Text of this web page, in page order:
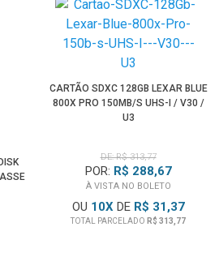
CARTÃO SDXC 128GB LEXAR BLUE
800X PRO 150MB/S UHS-I / V30 /
U3
DE: R$ 313,77
POR: R$ 288,67
À VISTA NO BOLETO
OU 10XDE R$ 31,37
TOTAL PARCELADO R$ 313,77